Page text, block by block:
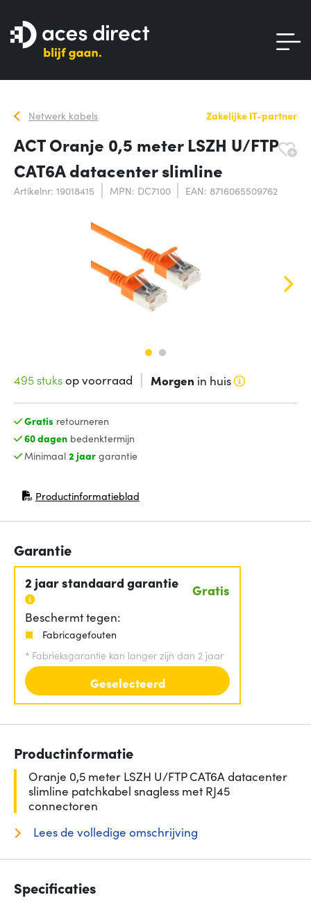
Netwerk kabels Zakelijke IT-partner
ACT Oranje 0,5 meter LSZH U/FTP
CAT6A datacenter slimline
Artikelnr: 19018415 MPN: DC7100 EAN: 8716065509762
495 stuksop voorraad Morgen in huis
Gratis retourneren
60 dagenbedenktermijn
Minimaal 2 jaargarantie
Productinformatieblad
(opent in nieuw venster)
Garantie
2 jaar standaard garantie Gratis
Beschermt tegen:
Fabricagefouten
* Fabrieksgarantie kan langer zijn dan 2 jaar
Geselecteerd
Productinformatie
Oranje 0,5 meter LSZH U/FTP CAT6A datacenter
slimline patchkabel snagless met RJ45
connectoren
Lees de volledige omschrijving
Specificaties